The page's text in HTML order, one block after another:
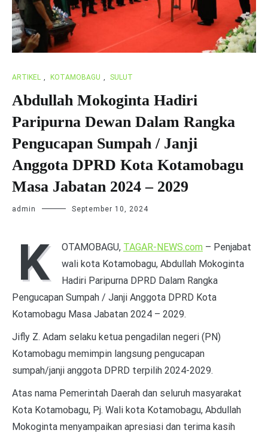
ARTIKEL KOTAMOBAGU SULUT
Abdullah Mokoginta Hadiri
Paripurna Dewan Dalam Rangka
Pengucapan Sumpah / Janji
Anggota DPRD Kota Kotamobagu
Masa Jabatan 2024 – 2029
admin September 10, 2024
K OTAMOBAGU, TAGAR-NEWS.com – Penjabat
wali kota Kotamobagu, Abdullah Mokoginta
Hadiri Paripurna DPRD Dalam Rangka
Pengucapan Sumpah / Janji Anggota DPRD Kota
Kotamobagu Masa Jabatan 2024 – 2029.
Jifly Z. Adam selaku ketua pengadilan negeri (PN)
Kotamobagu memimpin langsung pengucapan
sumpah/janji anggota DPRD terpilih 2024-2029.
Atas nama Pemerintah Daerah dan seluruh masyarakat
Kota Kotamobagu, Pj. Wali kota Kotamobagu, Abdullah
Mokoginta menyampaikan apresiasi dan terima kasih